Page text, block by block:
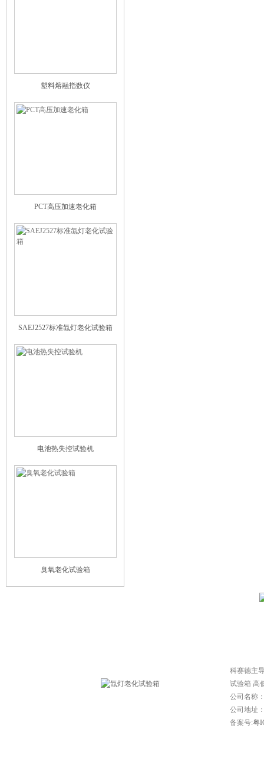
塑料熔融指数仪
PCT高压加速老化箱
SAEJ2527标准氙灯老化试验箱
电池热失控试验机
臭氧老化试验箱
科赛德主
试验箱 高
公司名称
公司地址
备案号:粤